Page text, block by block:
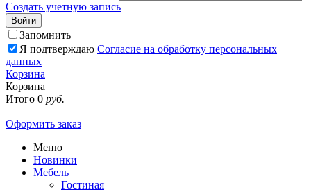
Создать учетную запись
Войти
Запомнить
Я подтверждаю Согласие на обработку персональных
данных
Корзина
Корзина
Итого 0 руб.
Оформить заказ
Меню
Новинки
Мебель
Гостиная